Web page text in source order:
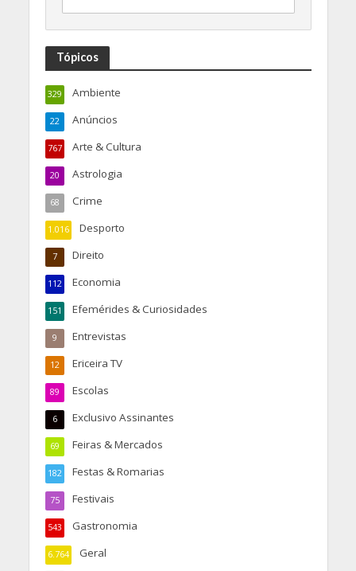
Tópicos
Ambiente
329
Anúncios
22
Arte & Cultura
767
Astrologia
20
Crime
68
Desporto
1.016
Direito
7
Economia
112
Efemérides & Curiosidades
151
Entrevistas
9
Ericeira TV
12
Escolas
89
Exclusivo Assinantes
6
Feiras & Mercados
69
Festas & Romarias
182
Festivais
75
Gastronomia
543
Geral
6.764